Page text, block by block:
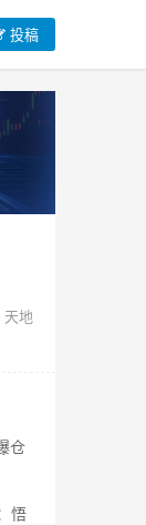
投稿
天地
仓
悟